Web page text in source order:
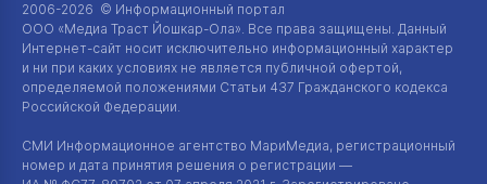
2006-2026 © Информационный портал
ООО «Медиа Траст Йошкар-Ола». Все права защищены. Данный
Интернет-сайт носит исключительно информационный характер
и ни при каких условиях не является публичной офертой,
определяемой положениями Статьи 437 Гражданского кодекса
Российской Федерации.
СМИ Информационное агентство МариМедиа, регистрационный
номер и дата принятия решения о регистрации —